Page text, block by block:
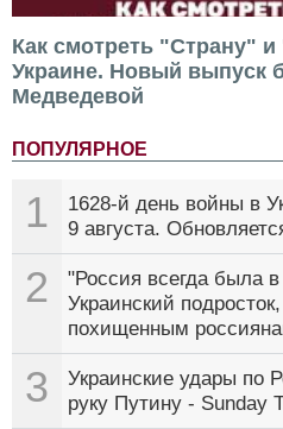
Как смотреть "Страну"
Украине. Новый выпуск
Медведевой
ПОПУЛЯРНОЕ
1
1628-й день войны в
9 августа.
2
"Россия всегда была
Украинский
похищенным
3
Украинские удары по
руку Путину - Sunday